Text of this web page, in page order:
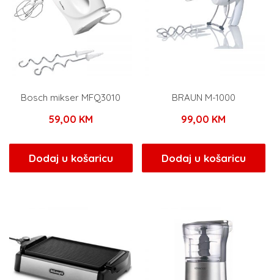
Bosch mikser MFQ3010
59,00 KM
Dodaj u košaricu
BRAUN M-1000
99,00 KM
Dodaj u košaricu